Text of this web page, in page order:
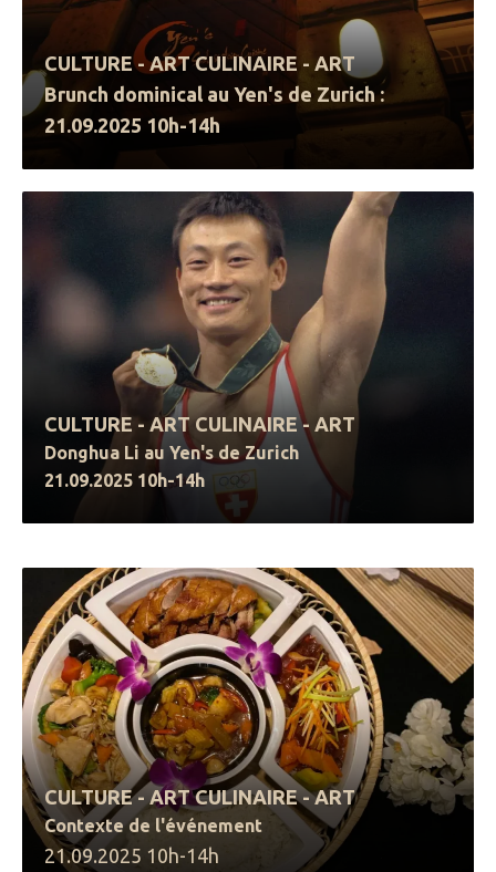
CULTURE - ART CULINAIRE - ART
Brunch dominical au Yen's de Zurich :
21.09.2025 10h-14h
CULTURE - ART CULINAIRE - ART
Donghua Li au Yen's de Zurich
21.09.2025 10h-14h
CULTURE - ART CULINAIRE - ART
Contexte de l'événement
21.09.2025 10h-14h